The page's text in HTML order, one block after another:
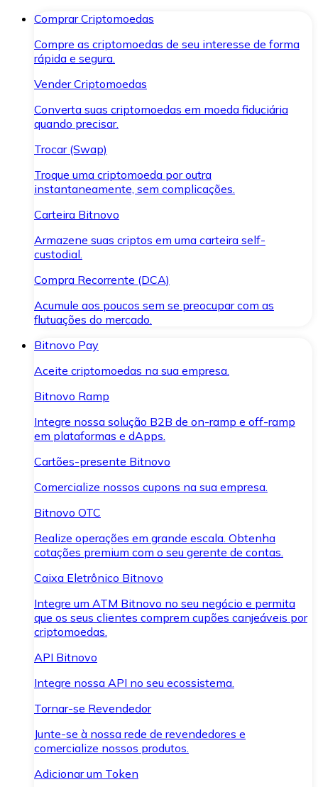
Comprar Criptomoedas
Compre as criptomoedas de seu interesse de forma
rápida e segura.
Vender Criptomoedas
Converta suas criptomoedas em moeda fiduciária
quando precisar.
Trocar (Swap)
Troque uma criptomoeda por outra
instantaneamente, sem complicações.
Carteira Bitnovo
Armazene suas criptos em uma carteira self-
custodial.
Compra Recorrente (DCA)
Acumule aos poucos sem se preocupar com as
flutuações do mercado.
Bitnovo Pay
Aceite criptomoedas na sua empresa.
Bitnovo Ramp
Integre nossa solução B2B de on-ramp e off-ramp
em plataformas e dApps.
Cartões-presente Bitnovo
Comercialize nossos cupons na sua empresa.
Bitnovo OTC
Realize operações em grande escala. Obtenha
cotações premium com o seu gerente de contas.
Caixa Eletrônico Bitnovo
Integre um ATM Bitnovo no seu negócio e permita
que os seus clientes comprem cupões canjeáveis por
criptomoedas.
API Bitnovo
Integre nossa API no seu ecossistema.
Tornar-se Revendedor
Junte-se à nossa rede de revendedores e
comercialize nossos produtos.
Adicionar um Token